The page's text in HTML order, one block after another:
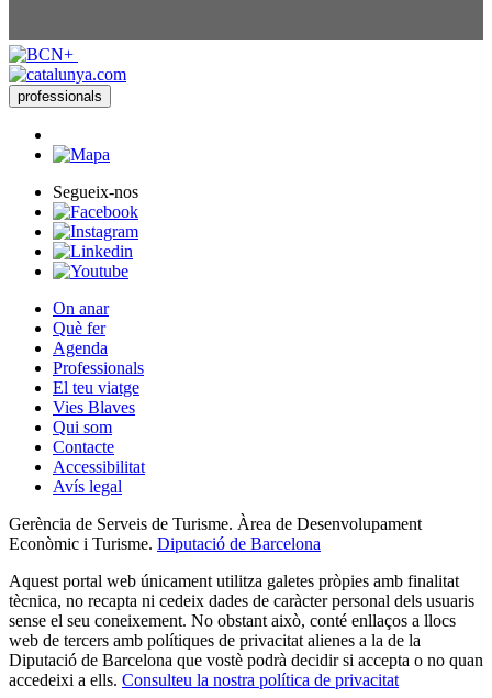
professionals
Segueix-nos
On anar
Què fer
Agenda
Professionals
El teu viatge
Vies Blaves
Qui som
Contacte
Accessibilitat
Avís legal
Gerència de Serveis de Turisme. Àrea de Desenvolupament
Econòmic i Turisme. Diputació de Barcelona
Aquest portal web únicament utilitza galetes pròpies amb finalitat
tècnica, no recapta ni cedeix dades de caràcter personal dels usuaris
sense el seu coneixement. No obstant això, conté enllaços a llocs
web de tercers amb polítiques de privacitat alienes a la de la
Diputació de Barcelona que vostè podrà decidir si accepta o no quan
accedeixi a ells. Consulteu la nostra política de privacitat